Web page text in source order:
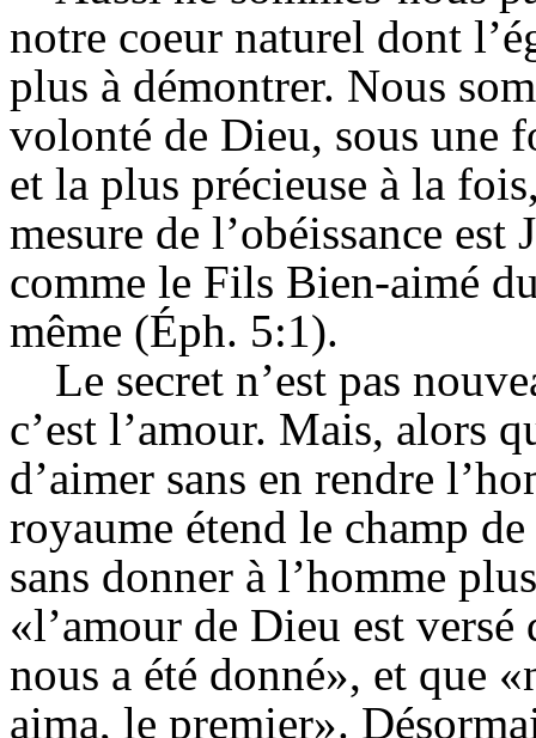
notre coeur naturel dont
plus à démontrer. Nous
volonté de Dieu, sous une
et la plus précieuse à la
mesure de l’obéissance
comme le Fils Bien-aimé
même (Éph. 5:1).
Le secret n’est pas
c’est l’amour. Mais, alors
d’aimer sans en rendre
royaume étend le champ
sans donner à l’homme
«l’amour de Dieu est
nous a été donné», et que
aima, le premier».